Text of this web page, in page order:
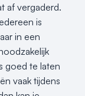
af vergaderd.
is
in een
goed te laten
vaak tijdens